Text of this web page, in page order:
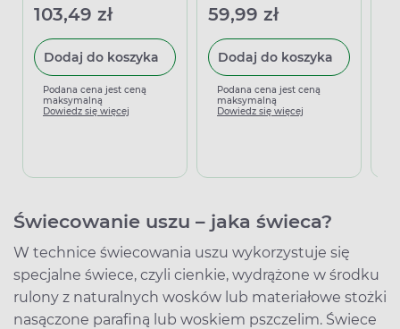
103,49 zł
Dodaj do koszyka
Podana cena jest ceną
maksymalną
Dowiedz się więcej
59,99 zł
Dodaj do koszyka
Podana cena jest ceną
maksymalną
Dowiedz się więcej
Świecowanie uszu – jaka świeca?
W technice świecowania uszu wykorzystuje się
specjalne świece, czyli cienkie, wydrążone w środku
rulony z naturalnych wosków lub materiałowe stożki
nasączone parafiną lub woskiem pszczelim. Świece